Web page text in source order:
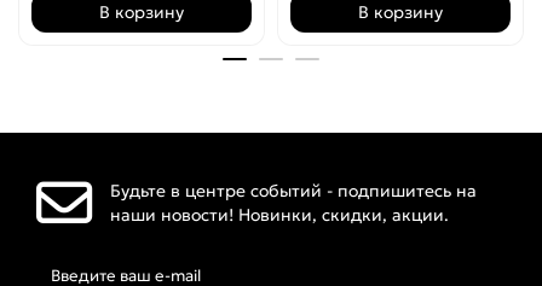
В корзину В корзину
Будьте в центре событий - подпишитесь на
наши новости! Новинки, скидки, акции.